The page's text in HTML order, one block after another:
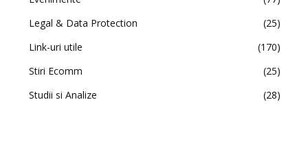
Legal & Data Protection
25
Link-uri utile
170
Stiri Ecomm
25
Studii si Analize
28